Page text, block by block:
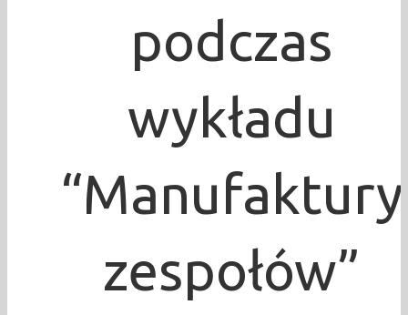
podczas
wykładu
“Manufaktury
zespołów”